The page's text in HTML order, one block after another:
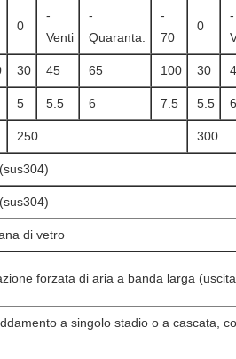
0
-
Venti
-
Quaranta.
-
70
0
-
30 45 65 100 30
5 5.5 6 7.5 5.5 6
250 300
di vetro
forzata di aria a banda larga
a singolo stadio o a cascata,